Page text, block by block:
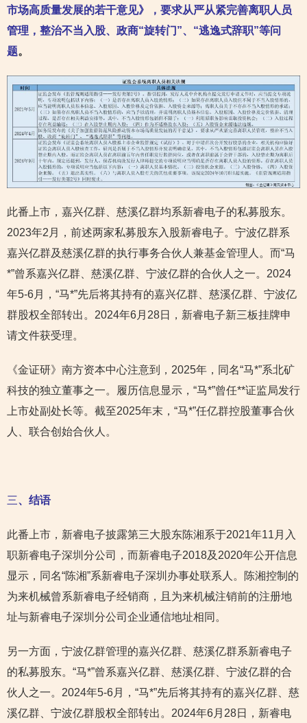
市场高质量发展的若干意见》，要求从严从紧完善离职人员
管理，整治不当入股、政商“旋转门”、“逃逸式辞职”等问
题。
此番上市，嘉兴亿群、慈溪亿群均系新睿电子的私募股东。
2023年2月，前述两家私募股东入股新睿电子。宁波亿群系
嘉兴亿群及慈溪亿群的执行事务合伙人兼基金管理人。而“马
*”曾系嘉兴亿群、慈溪亿群、宁波亿群的合伙人之一。2024
年5-6月，“马*”先后将其持有的嘉兴亿群、慈溪亿群、宁波亿
群股权全部转出。2024年6月28日，新睿电子新三板挂牌申
请文件获受理。
《金证研》南方资本中心注意到，2025年，同名“马*”系北矿
科技的独立董事之一。履历信息显示，“马*”曾任**证监局发行
上市处副处长等。截至2025年末，“马*”任亿群控股董事合伙
人、联合创始合伙人。
三、结语
此番上市，新睿电子披露第三大股东陈湘系于2021年11月入
职新睿电子深圳分公司，而新睿电子2018及2020年公开信息
显示，同名“陈湘”系新睿电子深圳办事处联系人。陈湘控制的
为来机械曾系新睿电子经销商，且为来机械注销前的注册地
址与新睿电子深圳分公司企业通信地址相同。
另一方面，宁波亿群管理的嘉兴亿群、慈溪亿群系新睿电子
的私募股东。“马*”曾系嘉兴亿群、慈溪亿群、宁波亿群的合
伙人之一。2024年5-6月，“马*”先后将其持有的嘉兴亿群、慈
溪亿群、宁波亿群股权全部转出。2024年6月28日，新睿电